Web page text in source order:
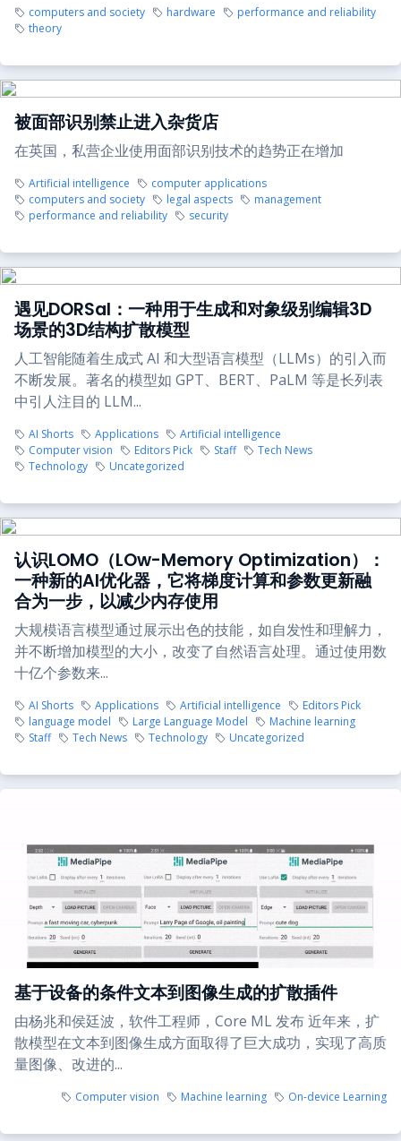
computers and society hardware
performance and reliability
theory
被面部识别禁止进入杂货店
在英国，私营企业使用面部识别技术的趋势正在增加
Artificial intelligence
computer applications
computers and society
legal aspects
management
performance and reliability
security
遇见DORSal：一种用于生成和对象级别编辑3D
场景的3D结构扩散模型
人工智能随着生成式 AI 和大型语言模型（LLMs）的引入而
不断发展。著名的模型如 GPT、BERT、PaLM 等是长列表
中引人注目的 LLM...
AI Shorts Applications
Artificial intelligence
Computer vision
Editors Pick Staff
Tech News
Technology
Uncategorized
认识LOMO（LOw-Memory Optimization）：
一种新的AI优化器，它将梯度计算和参数更新融
合为一步，以减少内存使用
大规模语言模型通过展示出色的技能，如自发性和理解力，
并不断增加模型的大小，改变了自然语言处理。通过使用数
十亿个参数来...
AI Shorts Applications Artificial intelligence
Editors Pick
language model
Large Language Model
Machine learning
Staff
Tech News Technology Uncategorized
基于设备的条件文本到图像生成的扩散插件
由杨兆和侯廷波，软件工程师，Core ML 发布 近年来，扩
散模型在文本到图像生成方面取得了巨大成功，实现了高质
量图像、改进的...
Computer vision Machine learning On-device Learning